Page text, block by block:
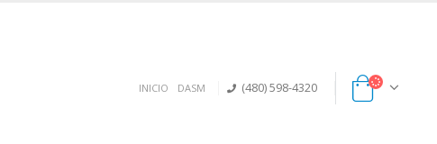
INICIO DASM (480) 598-4320